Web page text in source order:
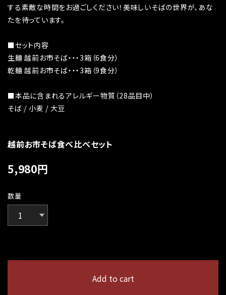
する素敵な時間をお過ごしください！美味しいそばの世界が、あな
たを待っています。
■セット内容
生麺 越前お市そば・・・3箱（6食分）
乾麺 越前お市そば・・・3箱（9食分）
■本品に含まれるアレルギー物質（28品目中）
そば / 小麦 / 大豆
越前お市そば食べ比べセット
5,980円
数量
Add to cart